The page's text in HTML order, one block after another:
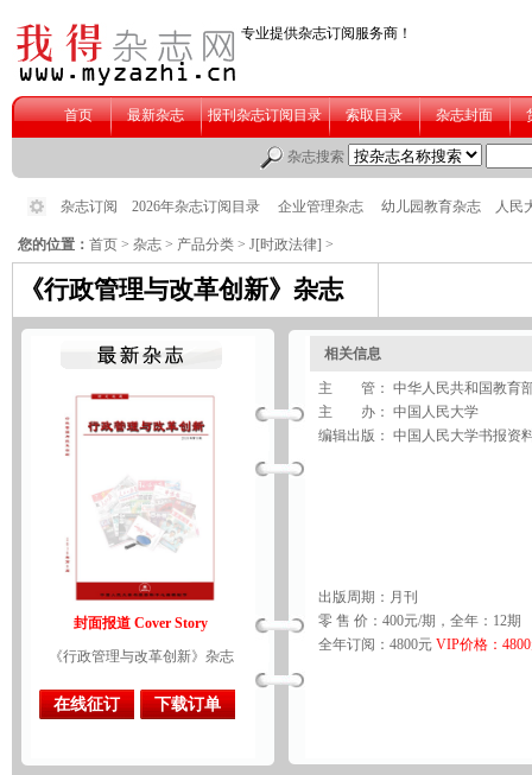
您的位置： 首页 > 杂志 > 产品分类 > J[时政法律] >
《行政管理与改革创新》杂志
封面报道 Cover Story
《行政管理与改革创新》杂志
在线征订 下载订单
相关信息
主 管： 中华人民共和国教育
主 办： 中国人民大学
编辑出版： 中国人民大学书报资
出版周期：月刊
零 售 价：400元/期，全年：12期
全年订阅：4800元 VIP价格：